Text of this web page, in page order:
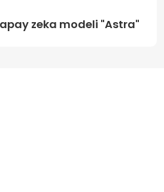
zeka modeli "Astra"